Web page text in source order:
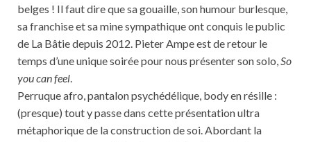
belges ! Il faut dire que sa gouaille, son humour burlesque,
sa franchise et sa mine sympathique ont conquis le public
de La Bâtie depuis 2012. Pieter Ampe est de retour le
temps d’une unique soirée pour nous présenter son solo,So
you can feel.
Perruque afro, pantalon psychédélique, body en résille :
(presque) tout y passe dans cette présentation ultra
métaphorique de la construction de soi. Abordant la